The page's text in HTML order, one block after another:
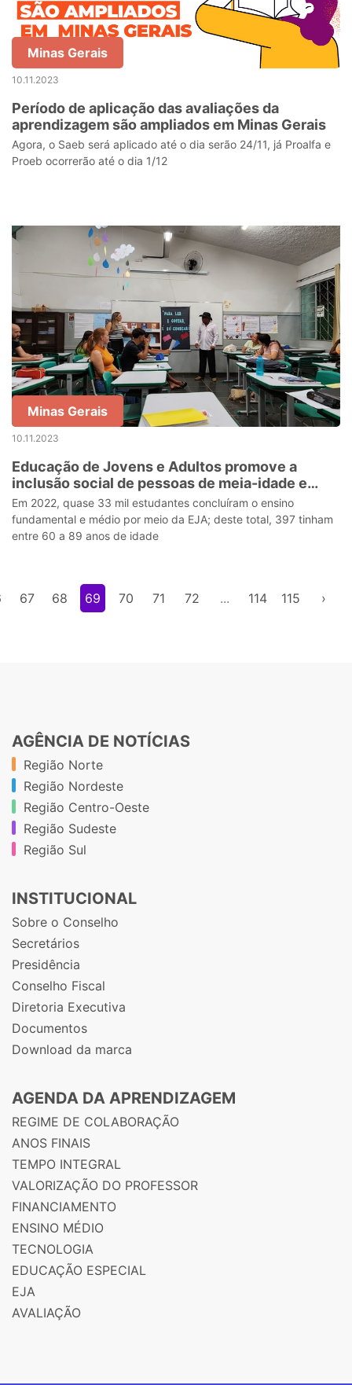
Minas Gerais
10.11.2023
Período de aplicação das avaliações da
aprendizagem são ampliados em Minas Gerais
Agora, o Saeb será aplicado até o dia serão 24/11, já Proalfa e
Proeb ocorrerão até o dia 1/12
Minas Gerais
10.11.2023
Educação de Jovens e Adultos promove a
inclusão social de pessoas de meia-idade e
idosos em Minas Gerais
Em 2022, quase 33 mil estudantes concluíram o ensino
fundamental e médio por meio da EJA; deste total, 397 tinham
entre 60 a 89 anos de idade
67 68 69 70 71 72 ... 114 115 ›
AGÊNCIA DE NOTÍCIAS
Região Norte
Região Nordeste
Região Centro-Oeste
Região Sudeste
Região Sul
INSTITUCIONAL
Sobre o Conselho
Secretários
Presidência
Conselho Fiscal
Diretoria Executiva
Documentos
Download da marca
AGENDA DA APRENDIZAGEM
REGIME DE COLABORAÇÃO
ANOS FINAIS
TEMPO INTEGRAL
VALORIZAÇÃO DO PROFESSOR
FINANCIAMENTO
ENSINO MÉDIO
TECNOLOGIA
EDUCAÇÃO ESPECIAL
EJA
AVALIAÇÃO